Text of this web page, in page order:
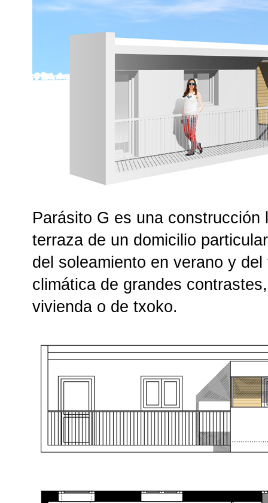
Parásito G es una
terraza de un domicilio
del soleamiento en verano y
climática de grandes
vivienda o de txoko.